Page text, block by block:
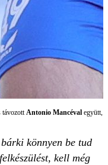
távozottAntonio Mancévalegyütt,
könnyen be tud
kell még